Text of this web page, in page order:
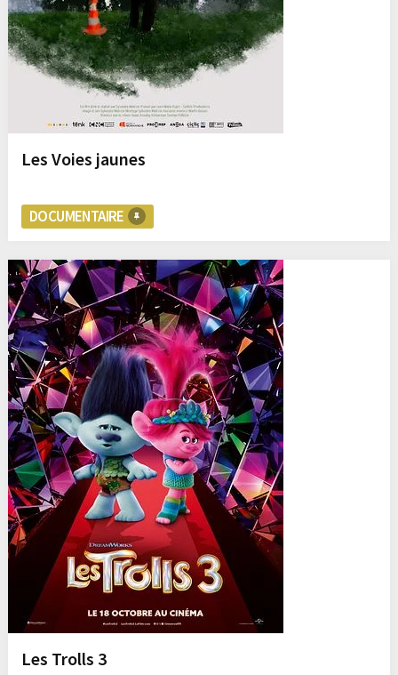
Les Voies jaunes
DOCUMENTAIRE
Les Trolls 3